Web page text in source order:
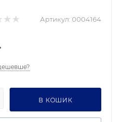
Артикул: 0004164
В КОШИК